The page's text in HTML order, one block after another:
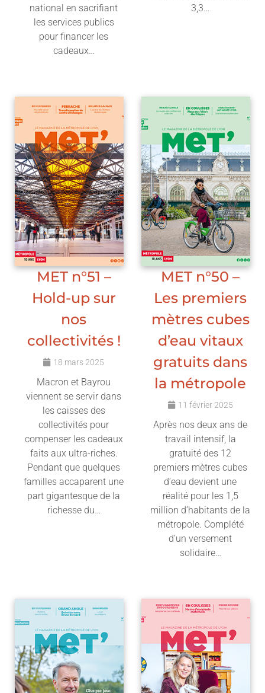
national en sacrifiant
les services publics
pour financer les
cadeaux…
3,3…
MET n°51 –
Hold-up sur
nos
collectivités !
18 mars 2025
Macron et Bayrou
viennent se servir dans
les caisses des
collectivités pour
compenser les cadeaux
faits aux ultra-riches.
Pendant que quelques
familles accaparent une
part gigantesque de la
richesse du…
MET n°50 –
Les premiers
mètres cubes
d’eau vitaux
gratuits dans
la métropole
11 février 2025
Après nos deux ans de
travail intensif, la
gratuité des 12
premiers mètres cubes
d’eau devient une
réalité pour les 1,5
million d’habitants de la
métropole. Complété
d’un versement
solidaire…